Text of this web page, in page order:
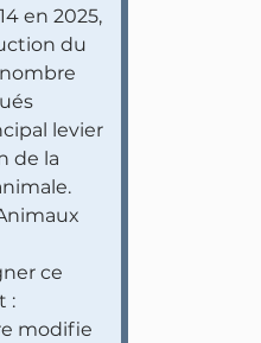
en 2025,
du
levier
de la
ce
:
modifie